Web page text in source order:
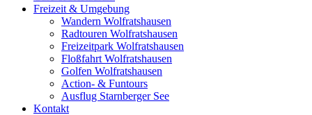
Freizeit & Umgebung
Wandern Wolfratshausen
Radtouren Wolfratshausen
Freizeitpark Wolfratshausen
Floßfahrt Wolfratshausen
Golfen Wolfratshausen
Action- & Funtours
Ausflug Starnberger See
Kontakt